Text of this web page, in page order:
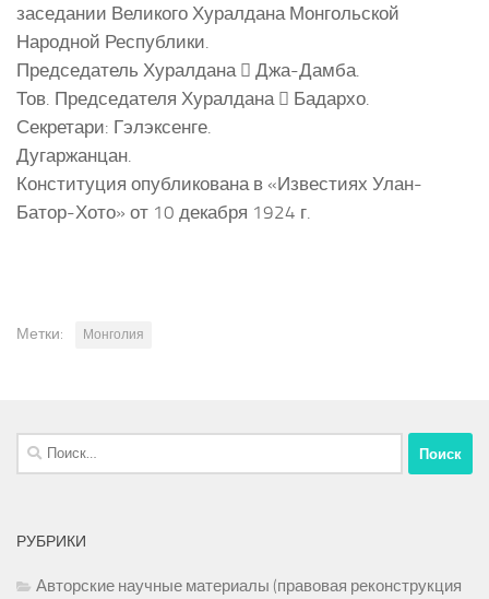
заседании Великого Хуралдана Монгольской
Народной Республики.
Председатель Хуралдана  Джа-Дамба.
Тов. Председателя Хуралдана  Бадархо.
Секретари: Гэлэксенге.
Дугаржанцан.
Конституция опубликована в «Известиях Улан-
Батор-Хото» от 10 декабря 1924 г.
Метки: Монголия
Найти:
РУБРИКИ
Авторские научные материалы (правовая реконструкция